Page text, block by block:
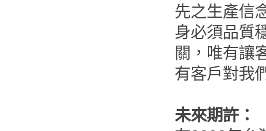
先之生產信
身必須品質
關，唯有讓
有客戶對我
未來期許：